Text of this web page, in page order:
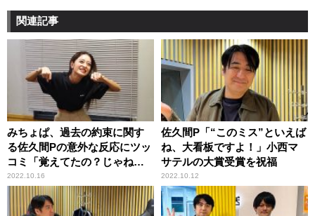
関連記事
みちょぱ、過去の約束に関す
る佐久間Pの意外な反応にツッ
コミ「覚えてたの？じゃねー
よ（笑）」
2022.10.16
佐久間P「“このミス”といえば
ね、大看板ですよ！」小西マ
サテルの大賞受賞を祝福
2022.10.12